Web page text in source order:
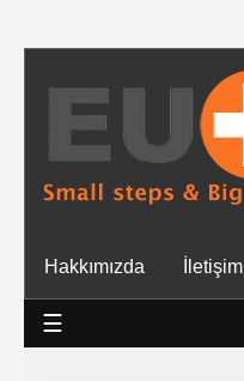
Hakkımızda İletişim
☰
Tüm
Ürünler
Mendiller
Baskılı